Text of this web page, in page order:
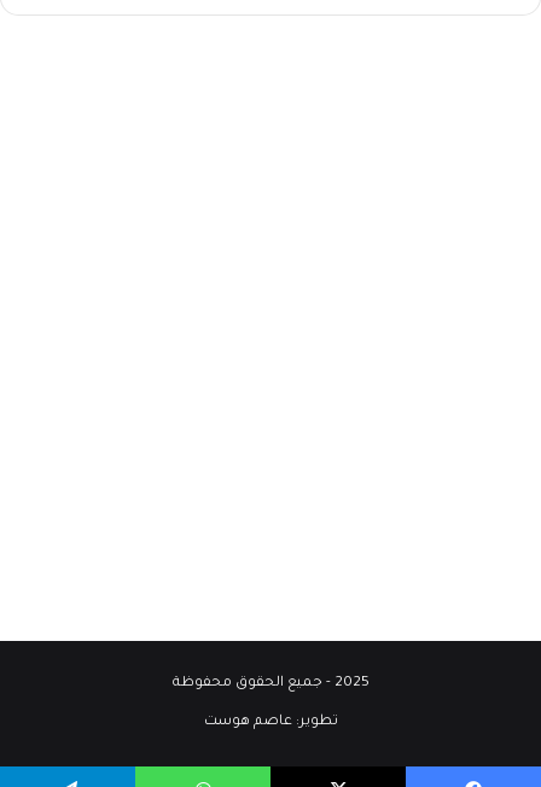
2025 - جميع الحقوق محفوظة
تطوير:عاصم هوست